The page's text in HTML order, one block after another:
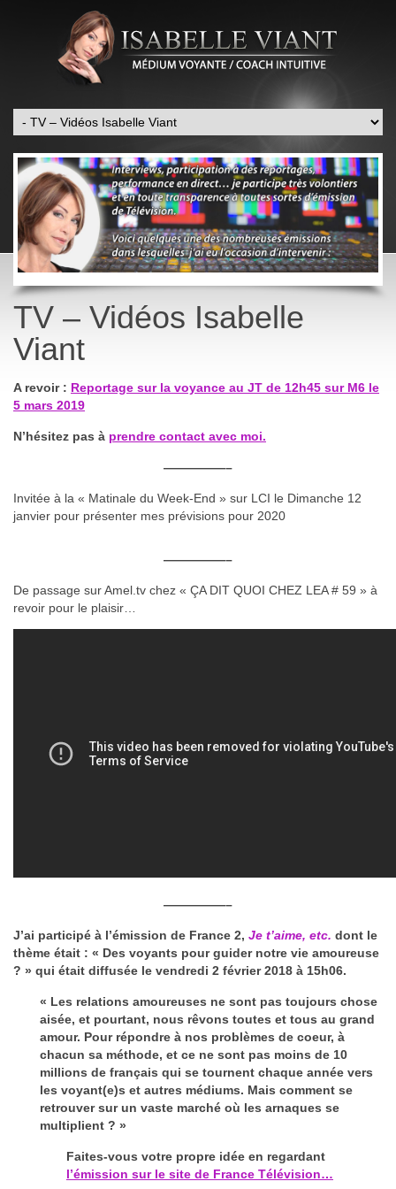
TV – Vidéos Isabelle
Viant
A revoir : Reportage sur la voyance au JT de 12h45 sur M6 le
5 mars 2019
N’hésitez pas à prendre contact avec moi.
—————–
Invitée à la « Matinale du Week-End » sur LCI le Dimanche 12
janvier pour présenter mes prévisions pour 2020
—————–
De passage sur Amel.tv chez « ÇA DIT QUOI CHEZ LEA # 59 » à
revoir pour le plaisir…
—————–
J’ai participé à l’émission de France 2, Je t’aime, etc. dont le
thème était : « Des voyants pour guider notre vie amoureuse
? » qui était diffusée le vendredi 2 février 2018 à 15h06.
« Les relations amoureuses ne sont pas toujours chose
aisée, et pourtant, nous rêvons toutes et tous au grand
amour. Pour répondre à nos problèmes de coeur, à
chacun sa méthode, et ce ne sont pas moins de 10
millions de français qui se tournent chaque année vers
les voyant(e)s et autres médiums. Mais comment se
retrouver sur un vaste marché où les arnaques se
multiplient ? »
Faites-vous votre propre idée en regardant
l’émission sur le site de France Télévision…